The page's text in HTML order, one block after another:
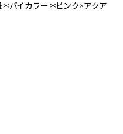
バイカラー＊ピンク×アクア